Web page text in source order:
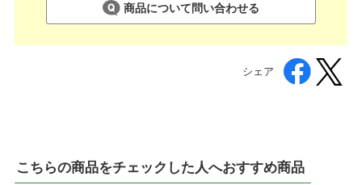
商品について問い合わせる
シェア
こちらの商品をチェックした人へおすすめ商品